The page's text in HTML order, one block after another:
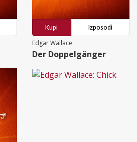
Kupi
Izposodi
Edgar Wallace
Der Doppelgänger